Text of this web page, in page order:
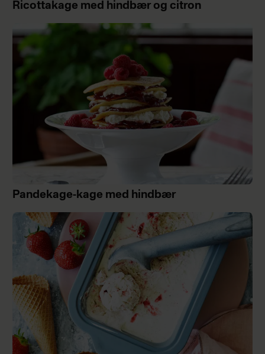
Ricottakage med hindbær og citron
Pandekage-kage med hindbær